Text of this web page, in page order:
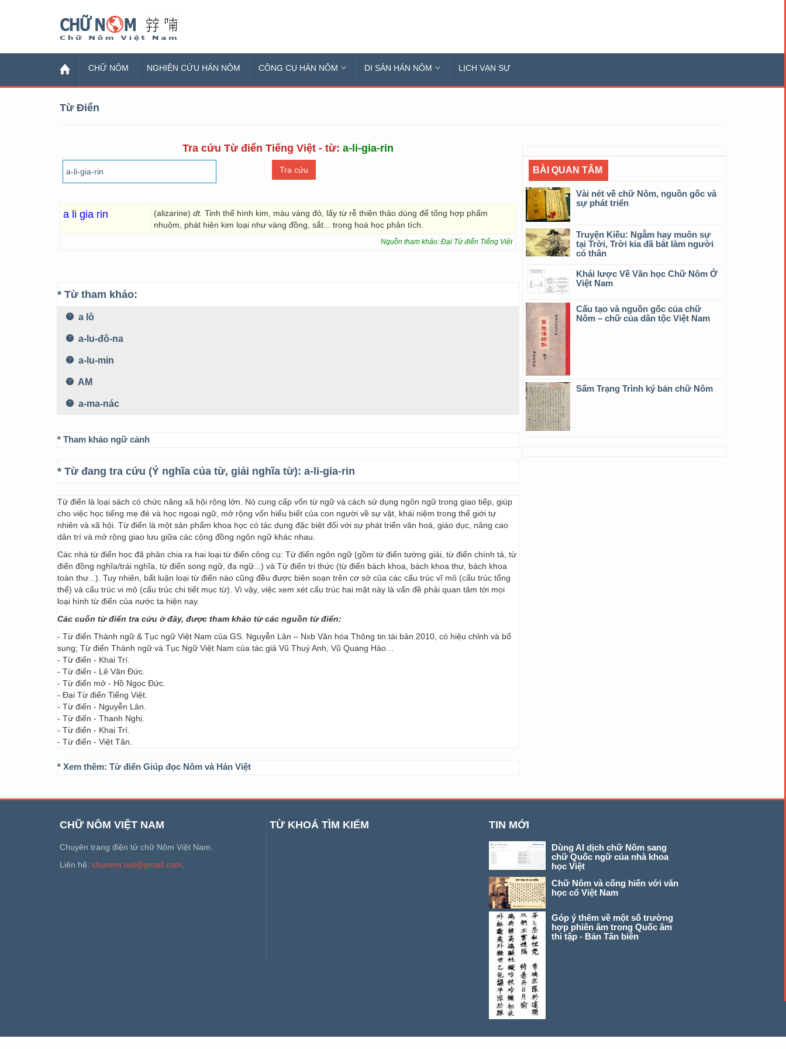
CHỮ NÔM NGHIÊN CỨU HÁN NÔM CÔNG CỤ HÁN NÔM DI SẢN HÁN NÔM LỊCH VẠN SỰ
Từ Điển
Tra cứu Từ điển Tiếng Việt - từ: a-li-gia-rin
a li gia rin (alizarine) dt. Tinh thể hình kim, màu vàng đỏ, lấy từ rễ thiên thảo dùng để tổng hợp phẩm
nhuộm, phát hiện kim loại như vàng đồng, sắt... trong hoá học phân tích.
Nguồn tham khảo: Đại Từ điển Tiếng Việt
* Từ tham khảo:
a lô
a-lu-đô-na
a-lu-min
AM
a-ma-nác
* Tham khảo ngữ cảnh
* Từ đang tra cứu (Ý nghĩa của từ, giải nghĩa từ): a-li-gia-rin
Từ điển là loại sách có chức năng xã hội rộng lớn. Nó cung cấp vốn từ ngữ và cách sử dụng ngôn ngữ trong giao tiếp, giúp
cho việc học tiếng mẹ đẻ và học ngoại ngữ, mở rộng vốn hiểu biết của con người về sự vật, khái niệm trong thế giới tự
nhiên và xã hội. Từ điển là một sản phẩm khoa học có tác dụng đặc biệt đối với sự phát triển văn hoá, giáo dục, nâng cao
dân trí và mở rộng giao lưu giữa các cộng đồng ngôn ngữ khác nhau.
Các nhà từ điển học đã phân chia ra hai loại từ điển công cụ: Từ điển ngôn ngữ (gồm từ điển tường giải, từ điển chính tả, từ
điển đồng nghĩa/trái nghĩa, từ điển song ngữ, đa ngữ...) và Từ điển tri thức (từ điển bách khoa, bách khoa thư, bách khoa
toàn thư...). Tuy nhiên, bất luận loại từ điển nào cũng đều được biên soạn trên cơ sở của các cấu trúc vĩ mô (cấu trúc tổng
thể) và cấu trúc vi mô (cấu trúc chi tiết mục từ). Vì vậy, việc xem xét cấu trúc hai mặt này là vấn đề phải quan tâm tới mọi
loại hình từ điển của nước ta hiện nay.
Các cuốn từ điển tra cứu ở đây, được tham khảo từ các nguồn từ điển:
- Từ điển Thành ngữ & Tục ngữ Việt Nam của GS. Nguyễn Lân – Nxb Văn hóa Thông tin tái bản 2010, có hiệu chỉnh và bổ
sung; Từ điển Thành ngữ và Tục Ngữ Việt Nam của tác giả Vũ Thuý Anh, Vũ Quang Hào…
- Từ điển - Khai Trí.
- Từ điển - Lê Văn Đức.
- Từ điển mở - Hồ Ngọc Đức.
- Đại Từ điển Tiếng Việt.
- Từ điển - Nguyễn Lân.
- Từ điển - Thanh Nghị.
- Từ điển - Khai Trí.
- Từ điển - Việt Tân.
* Xem thêm: Từ điển Giúp đọc Nôm và Hán Việt
BÀI QUAN TÂM
Vài nét về chữ Nôm, nguồn gốc và
sự phát triển
Truyện Kiều: Ngẫm hay muôn sự
tại Trời, Trời kia đã bắt làm người
có thân
Khái lược Về Văn học Chữ Nôm Ở
Việt Nam
Cấu tạo và nguồn gốc của chữ
Nôm – chữ của dân tộc Việt Nam
Sấm Trạng Trình ký bản chữ Nôm
CHỮ NÔM VIỆT NAM
Chuyên trang điện tử chữ Nôm Việt Nam.
Liên hệ: chunom.net@gmail.com
TỪ KHOÁ TÌM KIẾM TIN MỚI
Dùng AI dịch chữ Nôm sang
chữ Quốc ngữ của nhà khoa
học Việt
Chữ Nôm và cống hiến với văn
học cổ Việt Nam
Góp ý thêm về một số trường
hợp phiên âm trong Quốc âm
thi tập - Bản Tân biên